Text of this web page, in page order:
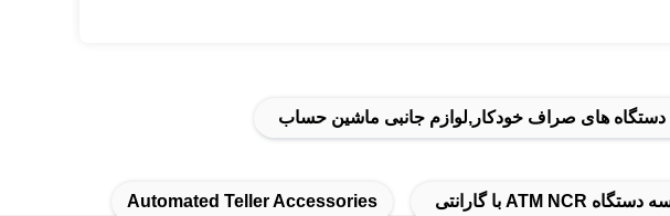
دستگاه های صراف خودکار,لوازم جانبی ماشین حساب
Automated Teller Accessories